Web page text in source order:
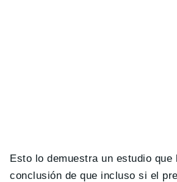
Esto lo demuestra un estudio que
conclusión de que incluso si el